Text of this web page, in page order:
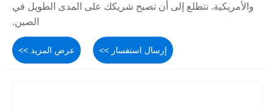
والأمريكية. نتطلع إلى أن تصبح شريكك على المدى الطويل في
الصين.
عرض المزيد >> إرسال استفسار >>